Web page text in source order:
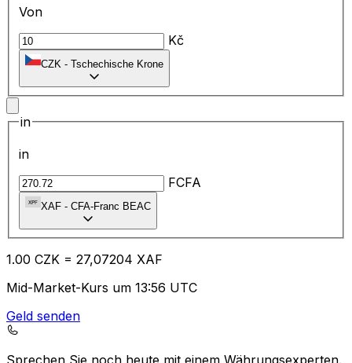
Von
Kč
CZK - Tschechische Krone
in
in
FCFA
XAF - CFA-Franc BEAC
1.00 CZK = 27,07204 XAF
Mid-Market-Kurs um 13:56 UTC
Geld senden